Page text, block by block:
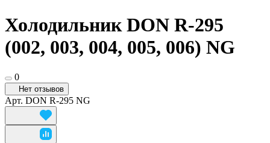
Холодильник DON R-295
(002, 003, 004, 005, 006) NG
0
Нет отзывов
Арт. DON R-295 NG